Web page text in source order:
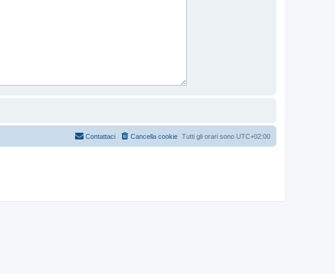
Tutti gli orari sono UTC+02:00
Cancella cookie
Contattaci